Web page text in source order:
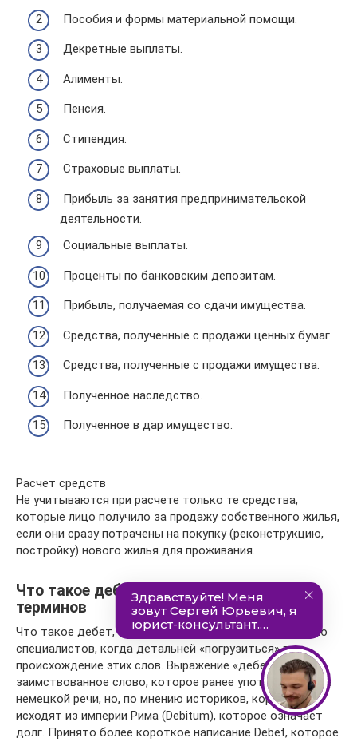
Пособия и формы материальной помощи.
Декретные выплаты.
Алименты.
Пенсия.
Стипендия.
Страховые выплаты.
Прибыль за занятия предпринимательской
деятельности.
Социальные выплаты.
Проценты по банковским депозитам.
Прибыль, получаемая со сдачи имущества.
Средства, полученные с продажи ценных бумаг.
Средства, полученные с продажи имущества.
Полученное наследство.
Полученное в дар имущество.
Расчет средств
Не учитываются при расчете только те средства,
которые лицо получило за продажу собственного жилья,
если они сразу потрачены на покупку (реконструкцию,
постройку) нового жилья для проживания.
Что такое дебет что кредит — история
терминов
Что такое дебет, что кредит понять лучше, по мнению
специалистов, когда детальней «погрузиться» в
происхождение этих слов. Выражение «дебет» ─
заимствованное слово, которое ранее употреблялось в
немецкой речи, но, по мнению историков, корни его
исходят из империи Рима (Debitum), которое означает
долг. Принято более короткое написание Debet, которое